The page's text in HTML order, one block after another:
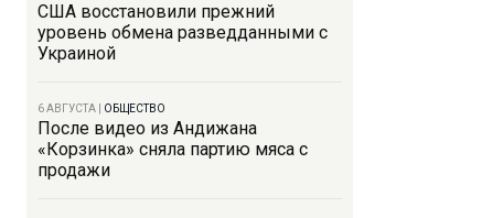
США восстановили прежний
уровень обмена разведданными с
Украиной
6 АВГУСТА ОБЩЕСТВО
После видео из Андижана
«Корзинка» сняла партию мяса с
продажи